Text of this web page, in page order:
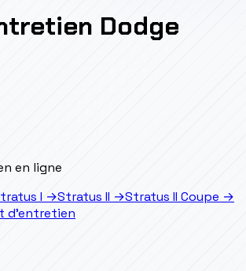
Dodge
en ligne
I →Stratus II →Stratus II Coupe →
d'entretien